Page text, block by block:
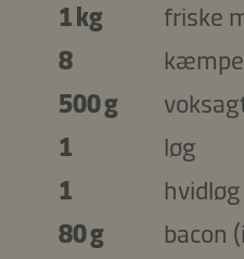
1 kg
friske
8
500 g
1
løg
1
hvidløg
80 g
bacon